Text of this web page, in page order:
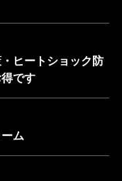
ヒートショック防
です
ム